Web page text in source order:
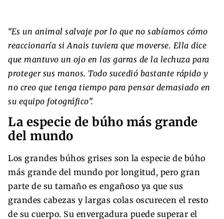
“Es un animal salvaje por lo que no sabíamos cómo
reaccionaría si Anais tuviera que moverse. Ella dice
que mantuvo un ojo en las garras de la lechuza para
proteger sus manos. Todo sucedió bastante rápido y
no creo que tenga tiempo para pensar demasiado en
su equipo fotográfico”.
La especie de búho más grande
del mundo
Los grandes búhos grises son la especie de búho
más grande del mundo por longitud, pero gran
parte de su tamaño es engañoso ya que sus
grandes cabezas y largas colas oscurecen el resto
de su cuerpo. Su envergadura puede superar el